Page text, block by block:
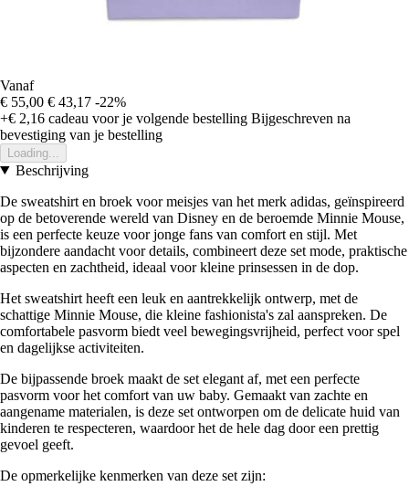
Vanaf
€ 55,00 € 43,17 -22%
+€ 2,16 cadeau voor je volgende bestelling Bijgeschreven na
bevestiging van je bestelling
Loading...
Beschrijving
De sweatshirt en broek voor meisjes van het merk adidas, geïnspireerd
op de betoverende wereld van Disney en de beroemde Minnie Mouse,
is een perfecte keuze voor jonge fans van comfort en stijl. Met
bijzondere aandacht voor details, combineert deze set mode, praktische
aspecten en zachtheid, ideaal voor kleine prinsessen in de dop.
Het sweatshirt heeft een leuk en aantrekkelijk ontwerp, met de
schattige Minnie Mouse, die kleine fashionista's zal aanspreken. De
comfortabele pasvorm biedt veel bewegingsvrijheid, perfect voor spel
en dagelijkse activiteiten.
De bijpassende broek maakt de set elegant af, met een perfecte
pasvorm voor het comfort van uw baby. Gemaakt van zachte en
aangename materialen, is deze set ontworpen om de delicate huid van
kinderen te respecteren, waardoor het de hele dag door een prettig
gevoel geeft.
De opmerkelijke kenmerken van deze set zijn: